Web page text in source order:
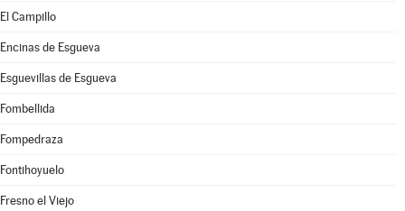
El Campillo
Encinas de Esgueva
Esguevillas de Esgueva
Fombellida
Fompedraza
Fontihoyuelo
Fresno el Viejo